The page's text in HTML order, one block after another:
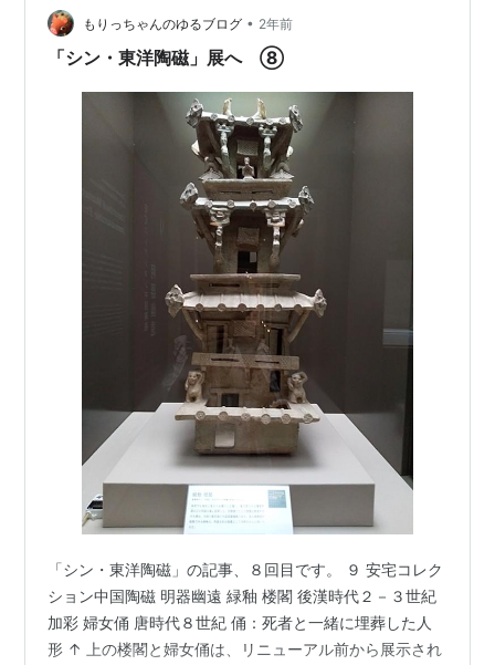
銀・紺に輝く斑点 釉薬に含まれる鉄分が釉の表面で結晶
したもの 思っていたより小さい茶碗でした。油滴の模様
もりっちゃんのゆるブログ • 2年前
「シン・東洋陶磁」展へ ⑧
「シン・東洋陶磁」の記事、８回目です。 ９ 安宅コレク
ション中国陶磁 明器幽遠 緑釉 楼閣 後漢時代２－３世紀
加彩 婦女俑 唐時代８世紀 俑：死者と一緒に埋葬した人
形 ↑ 上の楼閣と婦女俑は、リニューアル前から展示され